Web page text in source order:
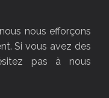
nous efforçons
Si vous avez des
pas à nous